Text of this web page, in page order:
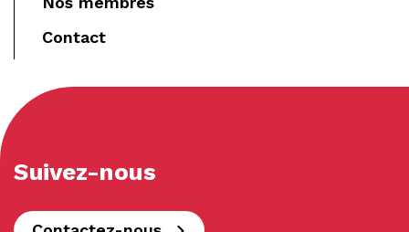
Contact
Suivez-nous